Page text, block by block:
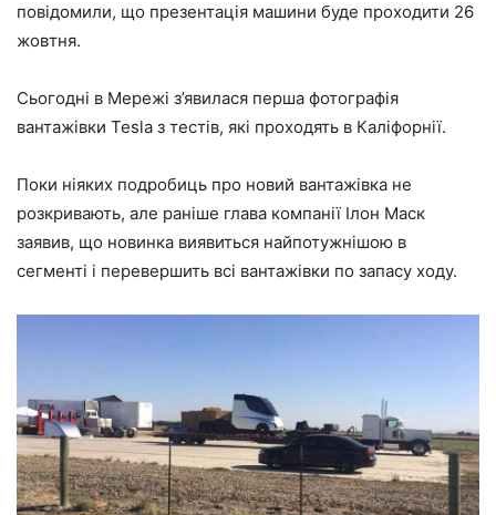
повідомили, що презентація машини буде проходити 26
жовтня.
Сьогодні в Мережі з’явилася перша фотографія
вантажівки Tesla з тестів, які проходять в Каліфорнії.
Поки ніяких подробиць про новий вантажівка не
розкривають, але раніше глава компанії Ілон Маск
заявив, що новинка виявиться найпотужнішою в
сегменті і перевершить всі вантажівки по запасу ходу.